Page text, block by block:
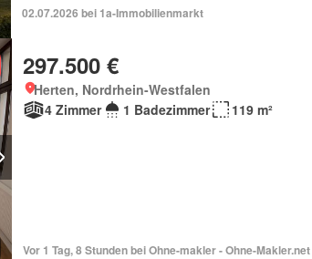
02.07.2026 bei 1a-Immobilienmarkt
297.500 €
Herten, Nordrhein-Westfalen
4 Zimmer
1 Badezimmer 119 m²
Vor 1 Tag, 8 Stunden bei Ohne-makler - Ohne-Makler.net